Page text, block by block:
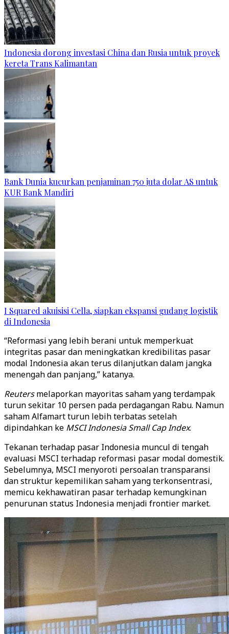
Indonesia dorong investasi China dan Rusia untuk proyek
kereta Trans Kalimantan
Bank Dunia kucurkan penjaminan 750 juta dolar AS untuk
KUR Bank Mandiri
I Squared akuisisi Cella, siapkan ekspansi gudang logistik
di Indonesia
“Reformasi yang lebih berani untuk memperkuat
integritas pasar dan meningkatkan kredibilitas pasar
modal Indonesia akan terus dilanjutkan dalam jangka
menengah dan panjang,” katanya.
Reutersmelaporkan mayoritas saham yang terdampak
turun sekitar 10 persen pada perdagangan Rabu. Namun
saham Alfamart turun lebih terbatas setelah
dipindahkan ke MSCI Indonesia Small Cap Index.
Tekanan terhadap pasar Indonesia muncul di tengah
evaluasi MSCI terhadap reformasi pasar modal domestik.
Sebelumnya, MSCI menyoroti persoalan transparansi
dan struktur kepemilikan saham yang terkonsentrasi,
memicu kekhawatiran pasar terhadap kemungkinan
penurunan status Indonesia menjadi frontier market.